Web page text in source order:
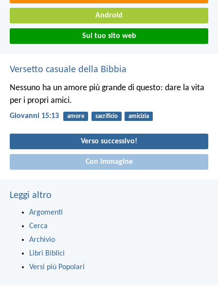
Android
Sul tuo sito web
Versetto casuale della Bibbia
Nessuno ha un amore più grande di questo: dare la vita
per i propri amici.
Giovanni 15:13 amore sacrificio amicizia
Verso successivo!
Con immagine
Leggi altro
Argomenti
Cerca
Archivio
Libri Biblici
Versi più Popolari